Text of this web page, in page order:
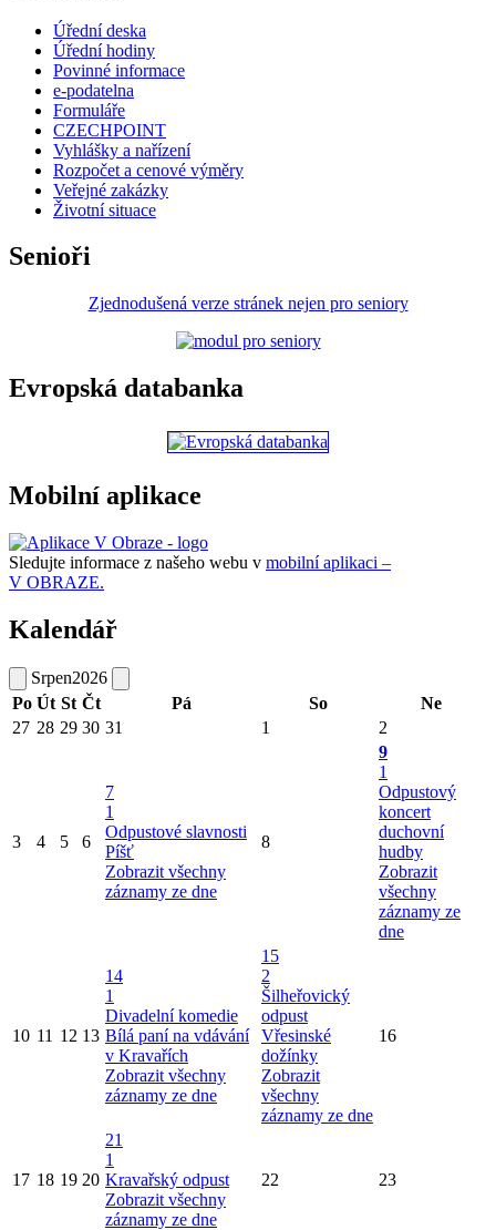
Úřední deska
Úřední hodiny
Povinné informace
e-podatelna
Formuláře
CZECHPOINT
Vyhlášky a nařízení
Rozpočet a cenové výměry
Veřejné zakázky
Životní situace
Senioři
Zjednodušená verze stránek nejen pro seniory
Evropská databanka
Mobilní aplikace
Sledujte informace z našeho webu v mobilní aplikaci –
V OBRAZE.
Kalendář
Srpen2026
Po Út St Čt Pá So
Ne
27 28 29 30 31 1 2
3 4 5 6
7
1
Odpustové slavnosti
Píšť
Zobrazit všechny
záznamy ze dne
8
9
1
Odpustový
koncert
duchovní
hudby
Zobrazit
všechny
záznamy ze
dne
10 11 12 13
14
1
Divadelní komedie
Bílá paní na vdávání
v Kravařích
Zobrazit všechny
záznamy ze dne
15
2
Šilheřovický
odpust
Vřesinské
dožínky
Zobrazit
všechny
záznamy ze dne
16
17 18 19 20
21
1
Kravařský odpust
Zobrazit všechny
záznamy ze dne
22 23